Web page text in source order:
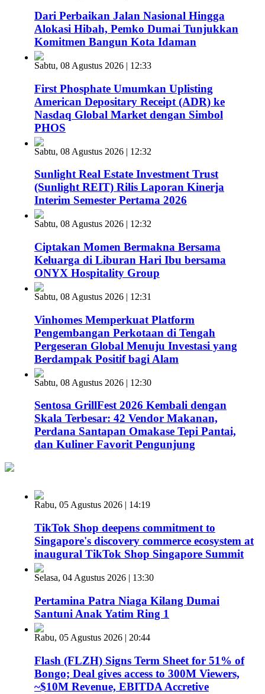
Dari Perbaikan Jalan Nasional Hingga
Alokasi Hibah, Pemko Dumai Tunjukkan
Komitmen Bangun Kota Idaman
Sabtu, 08 Agustus 2026 | 12:33
First Phosphate Umumkan Uplisting
American Depositary Receipt (ADR) ke
Nasdaq Global Market dengan Simbol
PHOS
Sabtu, 08 Agustus 2026 | 12:32
Sunlight Real Estate Investment Trust
(Sunlight REIT) Rilis Laporan Kinerja
Interim Semester Pertama 2026
Sabtu, 08 Agustus 2026 | 12:32
Ciptakan Momen Bermakna Bersama
Keluarga di Liburan Hari Ibu bersama
ONYX Hospitality Group
Sabtu, 08 Agustus 2026 | 12:31
Vinhomes Memperkuat Platform
Pengembangan Perkotaan di Tengah
Pergeseran Global Menuju Investasi yang
Berdampak Positif bagi Alam
Sabtu, 08 Agustus 2026 | 12:30
Sentosa GrillFest 2026 Kembali dengan
Skala Terbesar: 42 Vendor Makanan,
Perdana Santapan Omakase Tepi Pantai,
dan Kuliner Favorit Pengunjung
Rabu, 05 Agustus 2026 | 14:19
TikTok Shop deepens commitment to
Singapore's discovery commerce ecosystem at
inaugural TikTok Shop Singapore Summit
Selasa, 04 Agustus 2026 | 13:30
Pertamina Patra Niaga Kilang Dumai
Santuni Anak Yatim Ring 1
Rabu, 05 Agustus 2026 | 20:44
Flash (FLZH) Signs Term Sheet for 51% of
Bongo; Deal gives access to 300M Viewers,
~$10M Revenue, EBITDA Accretive